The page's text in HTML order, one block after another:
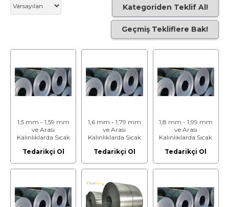
Kategoriden Teklif Al!
Geçmiş Tekliflere Bak!
1,5 mm - 1,59 mm
ve Arası
Kalınlıklarda Sıcak
Asitlenmiş Rulo
Tedarikçi Ol
1,6 mm - 1,79 mm
ve Arası
Kalınlıklarda Sıcak
Asitlenmiş Rulo
Tedarikçi Ol
1,8 mm - 1,99 mm
ve Arası
Kalınlıklarda Sıcak
Asitlenmiş Rulo
Tedarikçi Ol